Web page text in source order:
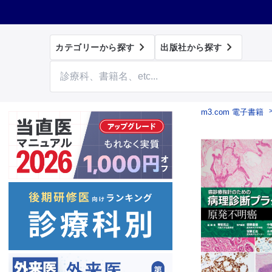
カテゴリーから探す  出版社から探す 
m3.com 電子書籍